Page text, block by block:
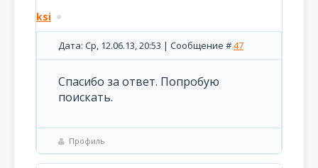
ksi
Дата: Ср, 12.06.13, 20:53 | Сообщение #47
Спасибо за ответ. Попробую
поискать.
Профиль